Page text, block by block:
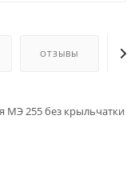
ОТЗЫВЫ
МЭ 255 без крыльчатки